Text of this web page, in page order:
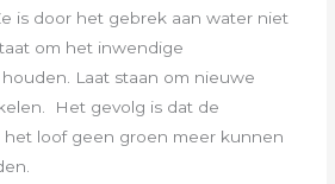
is door het gebrek aan water niet
om het inwendige
Laat staan om nieuwe
Het gevolg is dat de
loof geen groen meer kunnen